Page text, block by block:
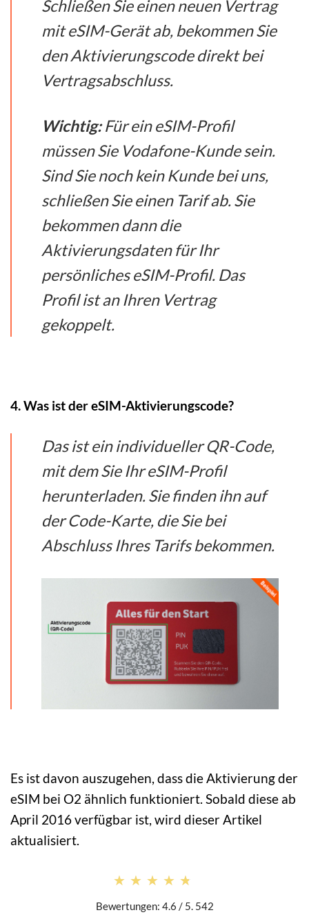
Schließen Sie einen neuen Vertrag
mit eSIM-Gerät ab, bekommen Sie
den Aktivierungscode direkt bei
Vertragsabschluss.
Wichtig:Für ein eSIM-Profil
müssen Sie Vodafone-Kunde sein.
Sind Sie noch kein Kunde bei uns,
schließen Sie einen Tarif ab. Sie
bekommen dann die
Aktivierungsdaten für Ihr
persönliches eSIM-Profil. Das
Profil ist an Ihren Vertrag
gekoppelt.
4. Was ist der eSIM-Aktivierungscode?
Das ist ein individueller QR-Code,
mit dem Sie Ihr eSIM-Profil
herunterladen. Sie finden ihn auf
der Code-Karte, die Sie bei
Abschluss Ihres Tarifs bekommen.
Es ist davon auszugehen, dass die Aktivierung der
eSIM bei O2 ähnlich funktioniert. Sobald diese ab
April 2016 verfügbar ist, wird dieser Artikel
aktualisiert.
★★★★★
★★★★★
Bewertungen: 4.6 / 5. 542